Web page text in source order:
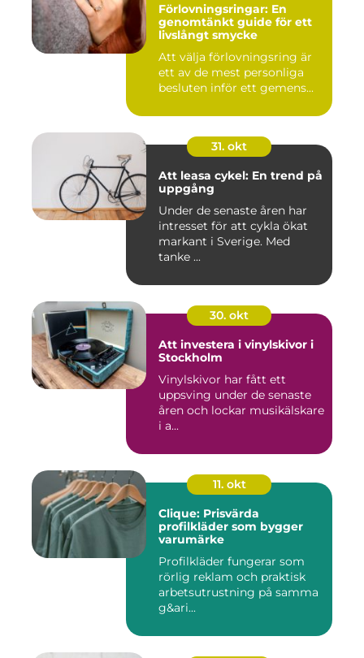
Förlovningsringar: En
genomtänkt guide för ett
livslångt smycke
Att välja förlovningsring är
ett av de mest personliga
besluten inför ett gemens...
31. okt
Att leasa cykel: En trend på
uppgång
Under de senaste åren har
intresset för att cykla ökat
markant i Sverige. Med
tanke ...
30. okt
Att investera i vinylskivor i
Stockholm
Vinylskivor har fått ett
uppsving under de senaste
åren och lockar musikälskare
i a...
11. okt
Clique: Prisvärda
profilkläder som bygger
varumärke
Profilkläder fungerar som
rörlig reklam och praktisk
arbetsutrustning på samma
g&ari...